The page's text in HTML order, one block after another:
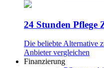
24 Stunden Pflege
Die beliebte Alternative
Anbieter vergleichen
Finanzierung